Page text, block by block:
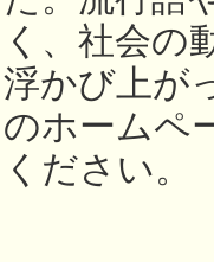
く、社会の
浮かび上が
のホームペ
ください。